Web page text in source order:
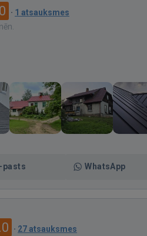
· 1 atsauksmes
pasts WhatsApp
· 27 atsauksmes